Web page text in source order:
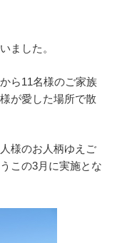
ました。
ら11名様のご家族
が愛した場所で散
様のお人柄ゆえご
この3月に実施とな